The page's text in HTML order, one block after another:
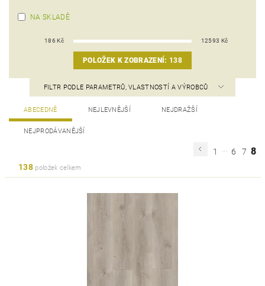
NA SKLADĚ
186 Kč 12593 Kč
POLOŽEK K ZOBRAZENÍ: 138
FILTR PODLE PARAMETRŮ, VLASTNOSTÍ A VÝROBCŮ
ABECEDNĚ NEJLEVNĚJŠÍ NEJDRAŽŠÍ
NEJPRODÁVANĚJŠÍ
1 ... 6 7 8
138položek celkem